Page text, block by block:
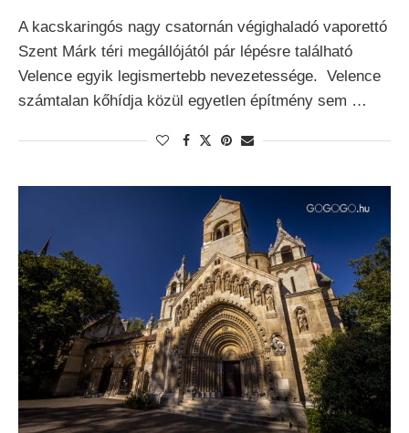
A kacskaringós nagy csatornán végighaladó vaporettó
Szent Márk téri megállójától pár lépésre található
Velence egyik legismertebb nevezetessége. Velence
számtalan kőhídja közül egyetlen építmény sem …